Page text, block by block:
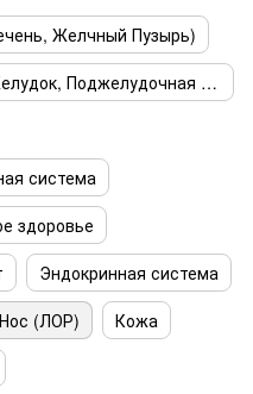
Желчный Пузырь)
Система Пищеварения (Желудок, Поджелудочная железа)
система
здоровье
Эндокринная система
(ЛОР)
Кожа